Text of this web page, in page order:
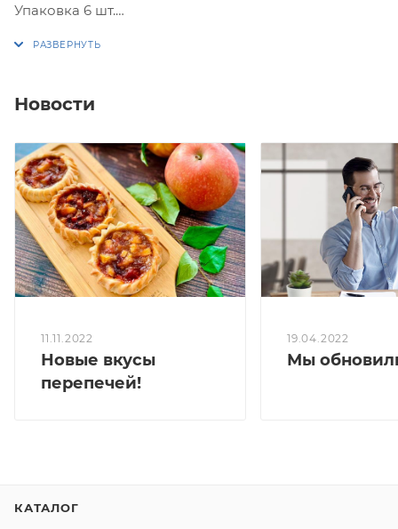
Упаковка 6 шт.
Вес коробки: 600-650 гр.
230,3 кКал/100 гр
Новости
11.11.2022
Новые вкусы
перепечей!
19.04.2022
Мы
КАТАЛОГ